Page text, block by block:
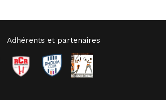
Adhérents et partenaires